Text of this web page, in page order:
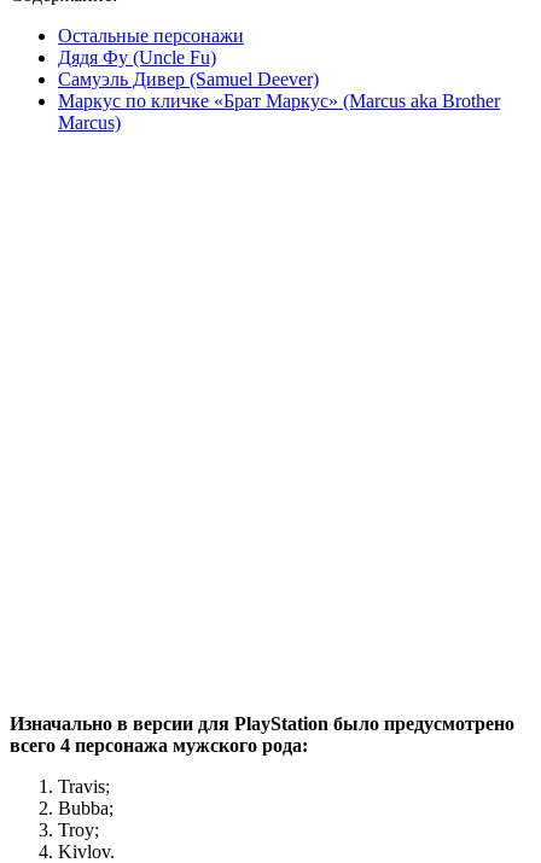
Остальные персонажи
Дядя Фу (Uncle Fu)
Самуэль Дивер (Samuel Deever)
Маркус по кличке «Брат Маркус» (Marcus aka Brother
Marcus)
Изначально в версии для PlayStation было предусмотрено
всего 4 персонажа мужского рода:
Travis;
Bubba;
Troy;
Kivlov.